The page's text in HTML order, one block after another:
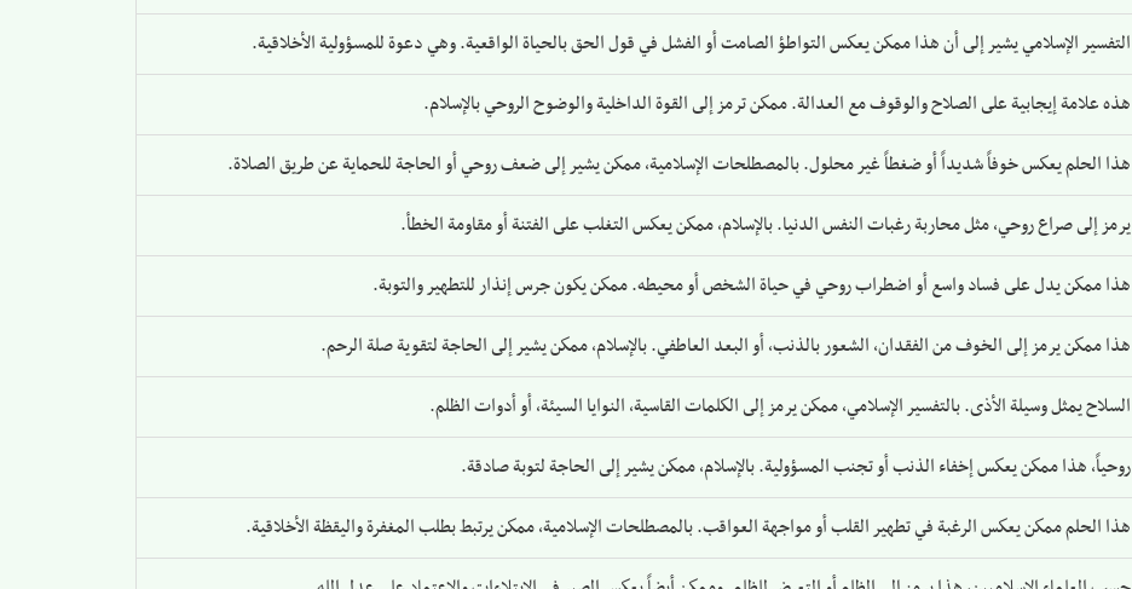
التفسير الإسلامي يشير إلى أن هذا ممكن يعكس التواطؤ الصامت أو الفشل في قول الحق بالحياة الواقعية. وهي دعوة للمسؤولية الأخلاقية.
هذه علامة إيجابية على الصلاح والوقوف مع العدالة. ممكن ترمز إلى القوة الداخلية والوضوح الروحي بالإسلام.
هذا الحلم يعكس خوفاً شديداً أو ضغطاً غير محلول. بالمصطلحات الإسلامية، ممكن يشير إلى ضعف روحي أو الحاجة للحماية عن طريق الصلاة.
يرمز إلى صراع روحي، مثل محاربة رغبات النفس الدنيا. بالإسلام، ممكن يعكس التغلب على الفتنة أو مقاومة الخطأ.
هذا ممكن يدل على فساد واسع أو اضطراب روحي في حياة الشخص أو محيطه. ممكن يكون جرس إنذار للتطهير والتوبة.
هذا ممكن يرمز إلى الخوف من الفقدان، الشعور بالذنب، أو البعد العاطفي. بالإسلام، ممكن يشير إلى الحاجة لتقوية صلة الرحم.
السلاح يمثل وسيلة الأذى. بالتفسير الإسلامي، ممكن يرمز إلى الكلمات القاسية، النوايا السيئة، أو أدوات الظلم.
روحياً، هذا ممكن يعكس إخفاء الذنب أو تجنب المسؤولية. بالإسلام، ممكن يشير إلى الحاجة لتوبة صادقة.
هذا الحلم ممكن يعكس الرغبة في تطهير القلب أو مواجهة العواقب. بالمصطلحات الإسلامية، ممكن يرتبط بطلب المغفرة واليقظة الأخلاقية.